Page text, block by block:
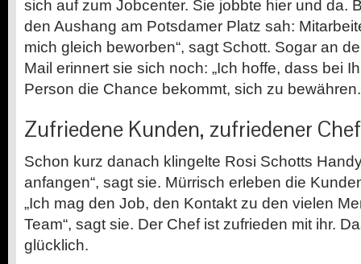
sich auf zum Jobcenter. Sie jobbte hier und da.
den Aushang am Potsdamer Platz sah:
mich gleich beworben“, sagt Schott. Sogar an
Mail erinnert sie sich noch: „Ich hoffe, dass bei
Person die Chance bekommt, sich zu
Zufriedene Kunden, zufriedener Chef
Schon kurz danach klingelte Rosi Schotts
anfangen“, sagt sie. Mürrisch erleben die
„Ich mag den Job, den Kontakt zu den vielen
Team“, sagt sie. Der Chef ist zufrieden mit ihr.
glücklich.